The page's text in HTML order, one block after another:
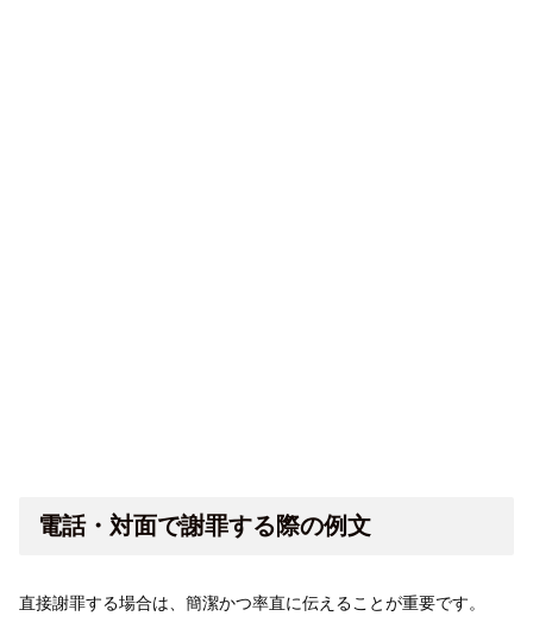
電話・対面で謝罪する際の例文
直接謝罪する場合は、簡潔かつ率直に伝えることが重要です。